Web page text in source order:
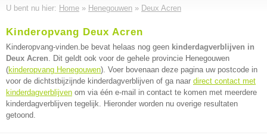
U bent nu hier: Home » Henegouwen » Deux Acren
Kinderopvang Deux Acren
Kinderopvang-vinden.be bevat helaas nog geen kinderdagverblijven in
Deux Acren. Dit geldt ook voor de gehele provincie Henegouwen
(kinderopvang Henegouwen). Voer bovenaan deze pagina uw postcode in
voor de dichtstbijzijnde kinderdagverblijven of ga naar direct contact met
kinderdagverblijven om via één e-mail in contact te komen met meerdere
kinderdagverblijven tegelijk. Hieronder worden nu overige resultaten
getoond.